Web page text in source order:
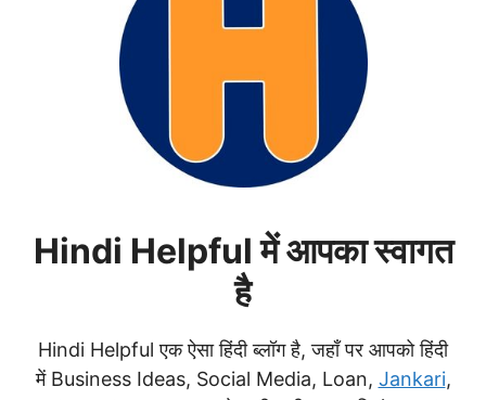
Hindi Helpful में आपका स्वागत
है
Hindi Helpful एक ऐसा हिंदी ब्लॉग है, जहाँ पर आपको हिंदी
में Business Ideas, Social Media, Loan, Jankari,